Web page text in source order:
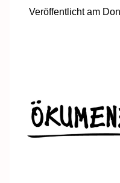
Veröffentlicht am